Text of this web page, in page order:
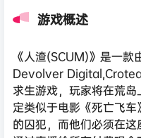
游戏概述
《人渣(SCUM)》是一
Devolver
求生游戏，玩家将在荒
定类似于电影《死亡飞
的囚犯，而他们必须在